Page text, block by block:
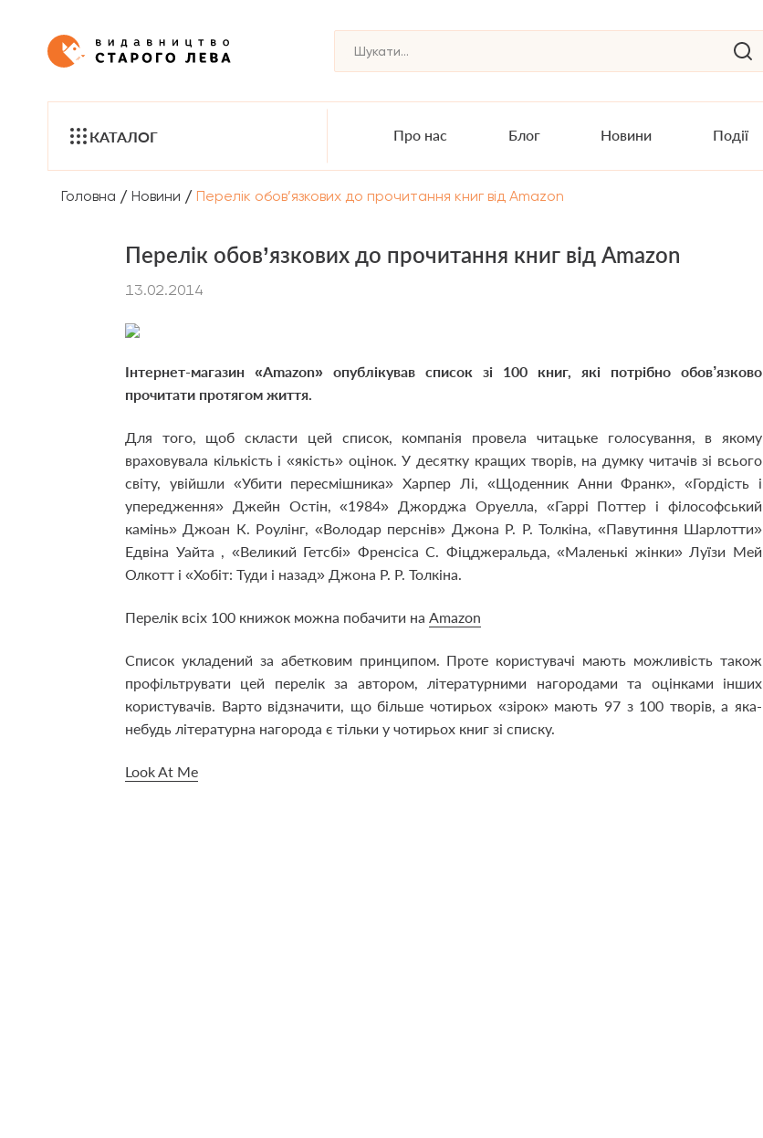
КАТАЛОГ Про нас Блог Новини Події
Головна / Новини / Перелік обов’язкових до прочитання книг від Amazon
Перелік обов’язкових до прочитання книг від Amazon
13.02.2014
Інтернет-магазин «Amazon» опублікував список зі 100 книг, які потрібно обов’язково
прочитати протягом життя.
Для того, щоб скласти цей список, компанія провела читацьке голосування, в якому
враховувала кількість і «якість» оцінок. У десятку кращих творів, на думку читачів зі всього
світу, увійшли «Убити пересмішника» Харпер Лі, «Щоденник Анни Франк», «Гордість і
упередження» Джейн Остін, «1984» Джорджа Оруелла, «Гаррі Поттер і філософський
камінь» Джоан К. Роулінг, «Володар перснів» Джона Р. Р. Толкіна, «Павутиння Шарлотти»
Едвіна Уайта , «Великий Гетсбі» Френсіса С. Фіцджеральда, «Маленькі жінки» Луїзи Мей
Олкотт і «Хобіт: Туди і назад» Джона Р. Р. Толкіна.
Перелік всіх 100 книжок можна побачити на Amazon
Список укладений за абетковим принципом. Проте користувачі мають можливість також
профільтрувати цей перелік за автором, літературними нагородами та оцінками інших
користувачів. Варто відзначити, що більше чотирьох «зірок» мають 97 з 100 творів, а яка-
небудь літературна нагорода є тільки у чотирьох книг зі списку.
Look At Me